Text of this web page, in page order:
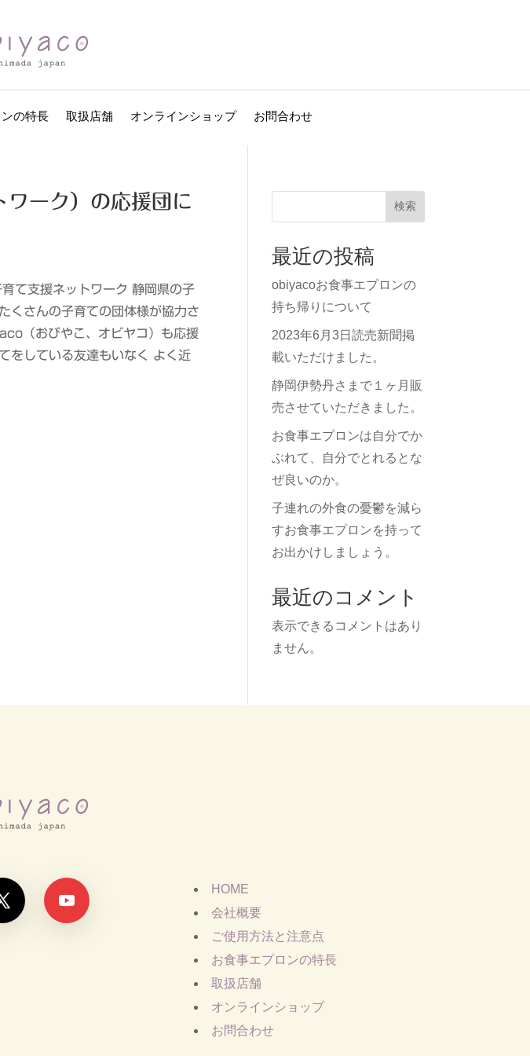
の特長 取扱店舗 オンラインショップ お問合わせ
ーク）の応援団に
て支援ネットワーク 静岡県の子
くさんの子育ての団体様が協力さ
（おびやこ、オビヤコ）も応援
をしている友達もいなく よく近
検索
最近の投稿
obiyacoお食事エプロンの
持ち帰りについて
2023年6月3日読売新聞掲
載いただけました。
静岡伊勢丹さまで１ヶ月販
売させていただきました。
お食事エプロンは自分でか
ぶれて、自分でとれるとな
ぜ良いのか。
子連れの外食の憂鬱を減ら
すお食事エプロンを持って
お出かけしましょう。
最近のコメント
表示できるコメントはあり
ません。
HOME
会社概要
ご使用方法と注意点
お食事エプロンの特長
取扱店舗
オンラインショップ
お問合わせ